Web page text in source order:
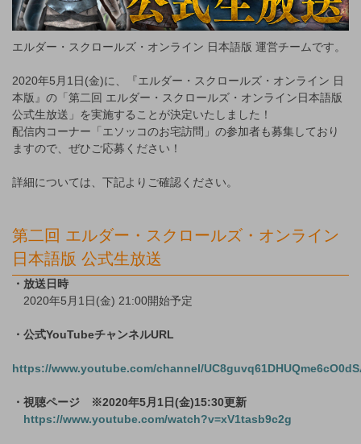
エルダー・スクロールズ・オンライン 日本語版 運営チームです。
2020年5月1日(金)に、『エルダー・スクロールズ・オンライン 日
本版』の「第二回 エルダー・スクロールズ・オンライン日本語版
公式生放送」を実施することが決定いたしました！
配信内コーナー「エソッコのお宅訪問」の参加者も募集しており
ますので、ぜひご応募ください！
詳細については、下記よりご確認ください。
第二回 エルダー・スクロールズ・オンライン
日本語版 公式生放送
・放送日時
2020年5月1日(金) 21:00開始予定
・公式YouTubeチャンネルURL
https://www.youtube.com/channel/
・視聴ページ ※2020年5月1日(金)15:30更新
https://www.youtube.com/watch?v=xV1tasb9c2g